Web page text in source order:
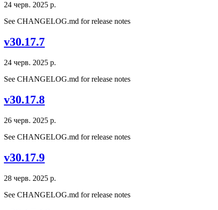
24 черв. 2025 р.
See CHANGELOG.md for release notes
v30.17.7
24 черв. 2025 р.
See CHANGELOG.md for release notes
v30.17.8
26 черв. 2025 р.
See CHANGELOG.md for release notes
v30.17.9
28 черв. 2025 р.
See CHANGELOG.md for release notes